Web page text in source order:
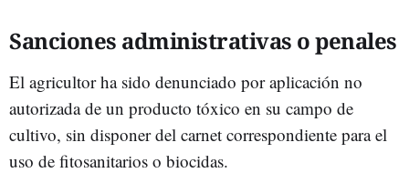
Sanciones administrativas o penales
El agricultor ha sido denunciado por aplicación no
autorizada de un producto tóxico en su campo de
cultivo, sin disponer del carnet correspondiente para el
uso de fitosanitarios o biocidas.